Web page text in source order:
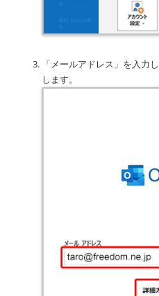
「メールアドレス」を入力
します。